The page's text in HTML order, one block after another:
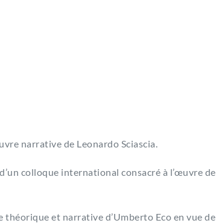
narrative de Leonardo Sciascia.
colloque international consacré à l’œuvre de
et narrative d’Umberto Eco en vue de